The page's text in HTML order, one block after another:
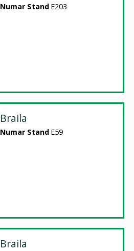
Numar Stand E203
Braila
Numar Stand E59
Braila